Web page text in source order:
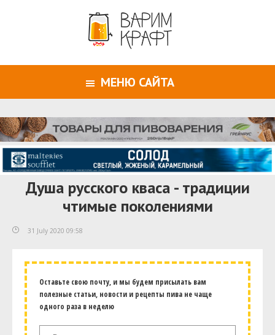
МЕНЮ САЙТА
Душа русского кваса - традиции
чтимые поколениями
31 July 2020 09:58
Оставьте свою почту, и мы будем присылать вам
полезные статьи, новости и рецепты пива не чаще
одного раза в неделю